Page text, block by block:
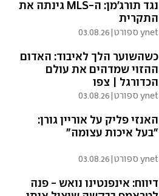
נגד תורג'מן: ה-MLS גינתה את
התקרית
ynet ספורט |
03.08.26
כשהשוער הלך לאיבוד: האדום
ההזוי שמדהים את עולם
הכדורגל | צפו
ynet ספורט |
03.08.26
האנזי פליק על אוריין גורן:
"בעל איכות עצומה"
ynet ספורט |
03.08.26
דיווח: אינפנטינו נואש - פנה